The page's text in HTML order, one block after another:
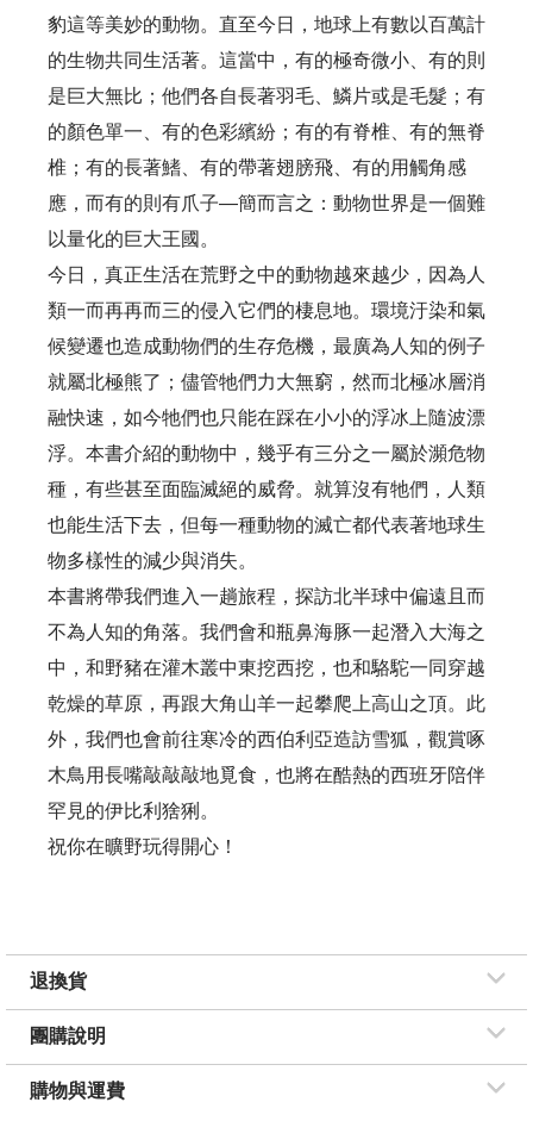
豹這等美妙的動物。直至今日，地球上有數以百萬計
的生物共同生活著。這當中，有的極奇微小、有的則
是巨大無比；他們各自長著羽毛、鱗片或是毛髮；有
的顏色單一、有的色彩繽紛；有的有脊椎、有的無脊
椎；有的長著鰭、有的帶著翅膀飛、有的用觸角感
應，而有的則有爪子—簡而言之：動物世界是一個難
以量化的巨大王國。
今日，真正生活在荒野之中的動物越來越少，因為人
類一而再再而三的侵入它們的棲息地。環境汙染和氣
候變遷也造成動物們的生存危機，最廣為人知的例子
就屬北極熊了；儘管牠們力大無窮，然而北極冰層消
融快速，如今牠們也只能在踩在小小的浮冰上隨波漂
浮。本書介紹的動物中，幾乎有三分之一屬於瀕危物
種，有些甚至面臨滅絕的威脅。就算沒有牠們，人類
也能生活下去，但每一種動物的滅亡都代表著地球生
物多樣性的減少與消失。
本書將帶我們進入一趟旅程，探訪北半球中偏遠且而
不為人知的角落。我們會和瓶鼻海豚一起潛入大海之
中，和野豬在灌木叢中東挖西挖，也和駱駝一同穿越
乾燥的草原，再跟大角山羊一起攀爬上高山之頂。此
外，我們也會前往寒冷的西伯利亞造訪雪狐，觀賞啄
木鳥用長嘴敲敲敲地覓食，也將在酷熱的西班牙陪伴
罕見的伊比利猞猁。
祝你在曠野玩得開心！
退換貨
團購說明
購物與運費